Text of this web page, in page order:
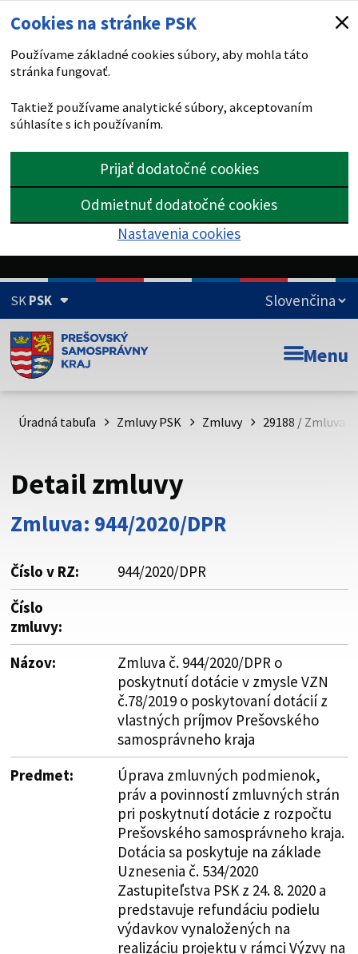
Cookies na stránke PSK
Používame základné cookies súbory, aby mohla táto
stránka fungovať.
Taktiež používame analytické súbory, akceptovaním
súhlasíte s ich používaním.
Prijať dodatočné cookies
Odmietnuť dodatočné cookies
Nastavenia cookies
SKPSK
Doména psk.sk je oficiálna
Toto je oficiálna webová stránka Prešovského
psk.sk.
Buďte pozorní a vždy sa uistite, že zdieľate informácie iba
cez zabezpečenú webovú stránku. Zabezpečená stránka
vždy začína https:// pred názvom domény webového sídla.
Menu
Úradná tabuľa Zmluvy PSK Zmluvy 29188 / Zmluva
Detail zmluvy
Zmluva: 944/2020/DPR
Číslo v RZ:
944/2020/DPR
Číslo
zmluvy:
Názov:
Zmluva č. 944/2020/DPR o
poskytnutí dotácie v zmysle VZN
č.78/2019 o poskytovaní dotácií z
vlastných príjmov Prešovského
samosprávneho kraja
Predmet:
Úprava zmluvných podmienok,
práv a povinností zmluvných strán
pri poskytnutí dotácie z rozpočtu
Prešovského samosprávneho kraja.
Dotácia sa poskytuje na základe
Uznesenia č. 534/2020
Zastupiteľstva PSK z 24. 8. 2020 a
predstavuje refundáciu podielu
výdavkov vynaložených na
realizáciu projektu v rámci Výzvy na